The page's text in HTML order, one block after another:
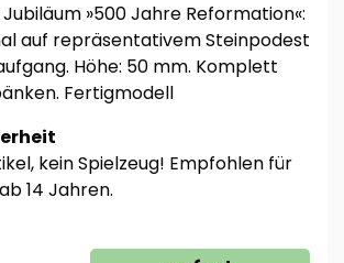
»500 Jahre Reformation«:
auf repräsentativem Steinpodest
Höhe: 50 mm. Komplett
Fertigmodell
kein Spielzeug! Empfohlen für
14 Jahren.